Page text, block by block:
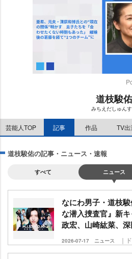
道枝駿佑
みちえだしゅん
芸能人TOP 記事 作品 TV出
道枝駿佑の記事・ニュース・速報
すべて ニュース
なにわ男子・道枝
な潜入捜査官』新
政宏、山崎紘菜、
2026-07-17 ニュース ｜